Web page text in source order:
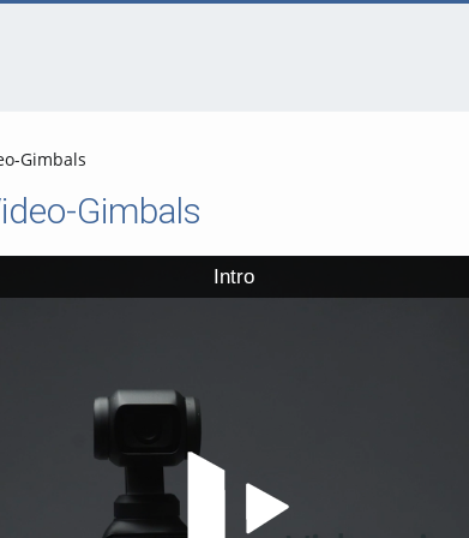
Gimbals
Gimbals
Intro